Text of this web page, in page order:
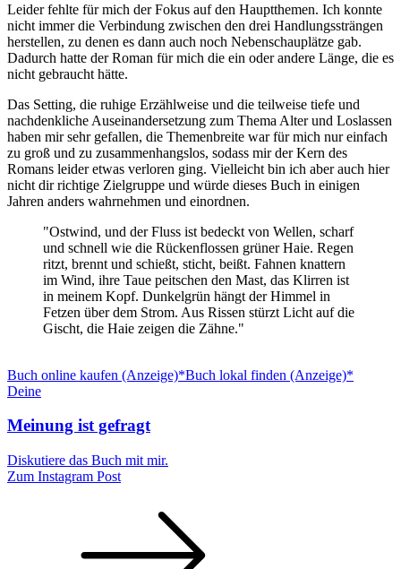
Leider fehlte für mich der Fokus auf den Hauptthemen. Ich konnte
nicht immer die Verbindung zwischen den drei Handlungssträngen
herstellen, zu denen es dann auch noch Nebenschauplätze gab.
Dadurch hatte der Roman für mich die ein oder andere Länge, die es
nicht gebraucht hätte.
Das Setting, die ruhige Erzählweise und die teilweise tiefe und
nachdenkliche Auseinandersetzung zum Thema Alter und Loslassen
haben mir sehr gefallen, die Themenbreite war für mich nur einfach
zu groß und zu zusammenhangslos, sodass mir der Kern des
Romans leider etwas verloren ging. Vielleicht bin ich aber auch hier
nicht dir richtige Zielgruppe und würde dieses Buch in einigen
Jahren anders wahrnehmen und einordnen.
"Ostwind, und der Fluss ist bedeckt von Wellen, scharf
und schnell wie die Rückenflossen grüner Haie. Regen
ritzt, brennt und schießt, sticht, beißt. Fahnen knattern
im Wind, ihre Taue peitschen den Mast, das Klirren ist
in meinem Kopf. Dunkelgrün hängt der Himmel in
Fetzen über dem Strom. Aus Rissen stürzt Licht auf die
Gischt, die Haie zeigen die Zähne."
Buch online kaufen (Anzeige)*Buch lokal finden (Anzeige)*
Deine
Meinung ist gefragt
Diskutiere das Buch mit mir.
Zum Instagram Post